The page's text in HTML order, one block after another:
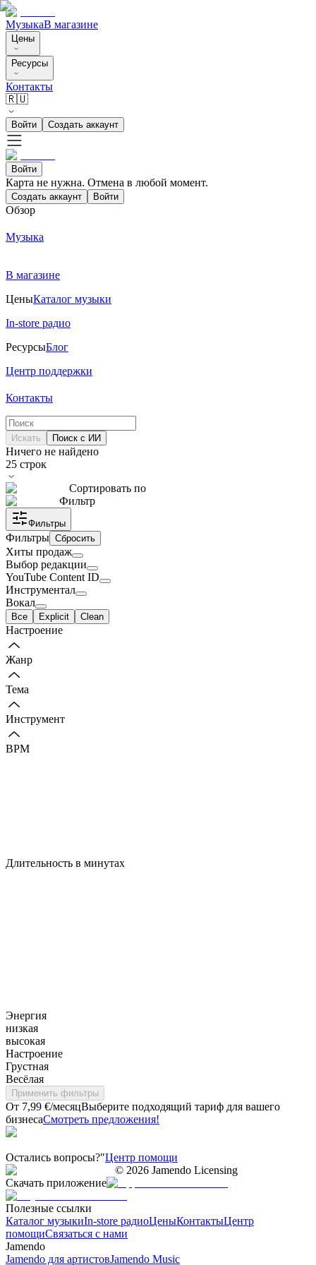
МузыкаВ магазине
Цены
Ресурсы
Контакты
🇷🇺
Войти Создать аккаунт
Войти
Карта не нужна. Отмена в любой момент.
Создать аккаунт Войти
Обзор
Музыка
В магазине
ЦеныКаталог музыки
In-store радио
РесурсыБлог
Центр поддержки
Контакты
Искать Поиск с ИИ
Ничего не найдено
25 строк
Сортировать по
Фильтр
Фильтры
Фильтры Сбросить
Хиты продаж
Выбор редакции
YouTube Content ID
Инструментал
Вокал
Все Explicit Clean
Настроение
Жанр
Тема
Инструмент
BPM
Длительность в минутах
Энергия
низкая
высокая
Настроение
Грустная
Весёлая
Применить фильтры
От 7,99 €/месяцВыберите подходящий тариф для вашего
бизнесаСмотреть предложения!
Остались вопросы?"Центр помощи
© 2026 Jamendo Licensing
Скачать приложение
Полезные ссылки
Каталог музыкиIn-store радиоЦеныКонтактыЦентр
помощиСвязаться с нами
Jamendo
Jamendo для артистовJamendo Music